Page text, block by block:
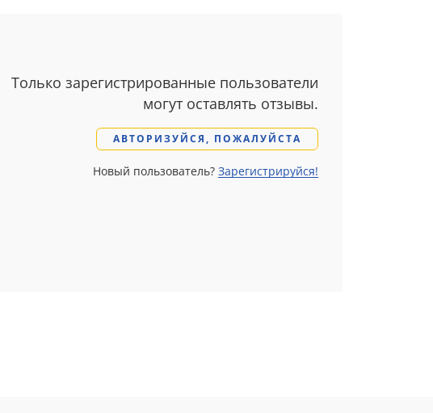
Только зарегистрированные пользователи
могут оставлять отзывы.
АВТОРИЗУЙСЯ, ПОЖАЛУЙСТА
Новый пользователь? Зарегистрируйся!